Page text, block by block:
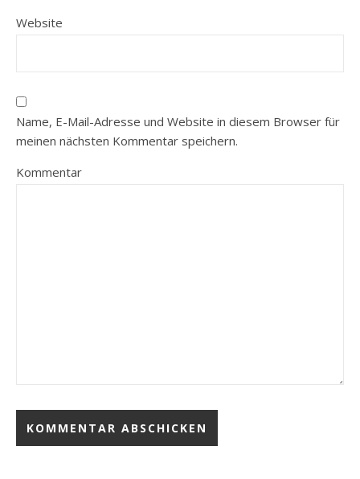
Website
Name, E-Mail-Adresse und Website in diesem Browser für
meinen nächsten Kommentar speichern.
Kommentar